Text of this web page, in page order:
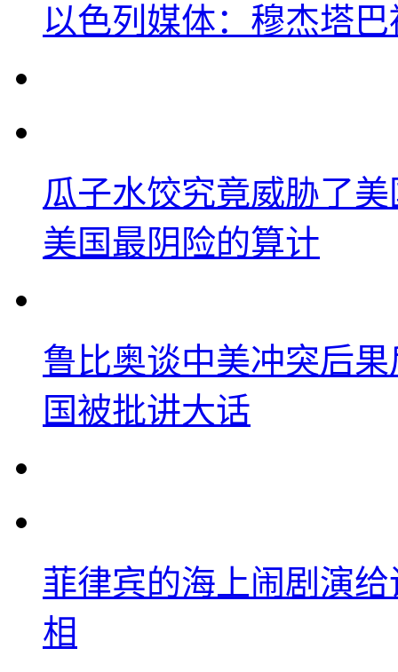
以色列媒体：穆杰塔
瓜子水饺究竟威胁了
美国最阴险的算计
鲁比奥谈中美冲突后
国被批讲大话
菲律宾的海上闹剧演
相